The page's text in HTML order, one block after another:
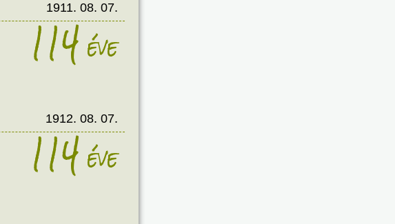
1911. 08. 07.
114éve
1912. 08. 07.
114éve